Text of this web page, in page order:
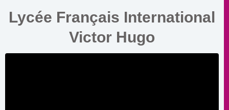
Lycée Français International
Victor Hugo